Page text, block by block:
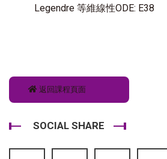
Legendre 等維線性ODE: E38
返回課程頁面
SOCIAL SHARE